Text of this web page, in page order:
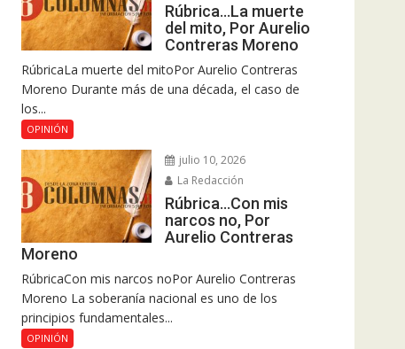
Rúbrica…La muerte
del mito, Por Aurelio
Contreras Moreno
RúbricaLa muerte del mitoPor Aurelio Contreras
Moreno Durante más de una década, el caso de
los...
OPINIÓN
julio 10, 2026
La Redacción
Rúbrica…Con mis
narcos no, Por
Aurelio Contreras
Moreno
RúbricaCon mis narcos noPor Aurelio Contreras
Moreno La soberanía nacional es uno de los
principios fundamentales...
OPINIÓN